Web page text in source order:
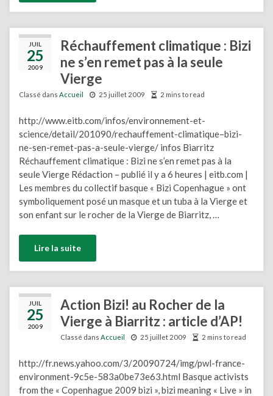
JUIL
25
2009
Réchauffement climatique : Bizi
ne s’en remet pas à la seule
Vierge
Classé dans Accueil 25 juillet 2009 2 mins to read
http://www.eitb.com/infos/environnement-et-
science/detail/201090/rechauffement-climatique–bizi-
ne-sen-remet-pas-a-seule-vierge/ infos Biarritz
Réchauffement climatique : Bizi ne s’en remet pas à la
seule Vierge Rédaction – publié il y a 6 heures | eitb.com |
Les membres du collectif basque « Bizi Copenhague » ont
symboliquement posé un masque et un tuba à la Vierge et
son enfant sur le rocher de la Vierge de Biarritz, …
Lire la suite
JUIL
25
2009
Action Bizi! au Rocher de la
Vierge à Biarritz : article d’AP!
Classé dans Accueil 25 juillet 2009 2 mins to read
http://fr.news.yahoo.com/3/20090724/img/pwl-france-
environment-9c5e-583a0be73e63.html Basque activists
from the « Copenhague 2009 bizi », bizi meaning « Live » in